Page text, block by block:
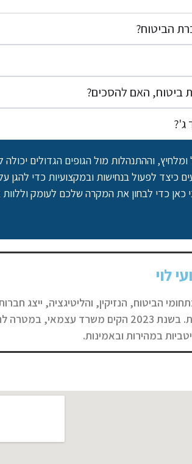
הביטוח?
ביטוח, האם להסכים?
ג'?
וההתנהלות מול הגופים הגדולים
כיצד לפעול בנחישות ובמקצועיות כדי להגן
כאן כדי לבחון את המקרה שלכם לעומק
לוי
הביטוח, הנזיקין, והליטיגציה, ייצג
פרטיים בגישה מקצועית ויצירתית. בשנת 2023 הקים
במהירות ובאמינות.